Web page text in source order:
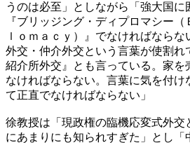
うのは必至」としながら「強大国に
『ブリッジング・ディプロマシー
ｌｏｍａｃｙ）』でなければなら
外交・仲介外交という言葉が使割れ
紹介所外交』とも言っている。家を
なければならない。言葉に気を付け
て正直でなければならない」
徐教授は「現政権の臨機応変式外交
にあまりにも知られすぎた」とし